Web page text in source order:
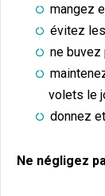
mangez
évitez
ne buvez
volets le
donnez
Ne négligez